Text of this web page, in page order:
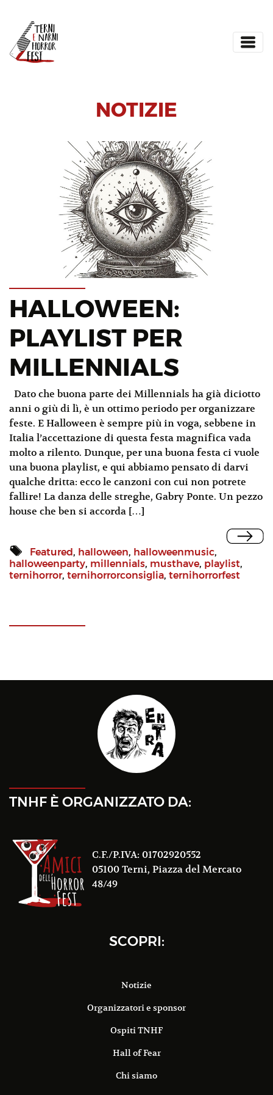
NOTIZIE
HALLOWEEN:
PLAYLIST PER
MILLENNIALS
Dato che buona parte dei Millennials ha già diciotto
anni o giù di lì, è un ottimo periodo per organizzare
feste. E Halloween è sempre più in voga, sebbene in
Italia l’accettazione di questa festa magnifica vada
molto a rilento. Dunque, per una buona festa ci vuole
una buona playlist, e qui abbiamo pensato di darvi
qualche dritta: ecco le canzoni con cui non potrete
fallire! La danza delle streghe, Gabry Ponte. Un pezzo
house che ben si accorda […]
Featured, halloween, halloweenmusic,
halloweenparty, millennials, musthave, playlist,
ternihorror, ternihorrorconsiglia, ternihorrorfest
TNHF È ORGANIZZATO DA:
C.F./P.IVA: 01702920552
05100 Terni, Piazza del Mercato
48/49
SCOPRI:
Notizie
Organizzatori e sponsor
Ospiti TNHF
Hall of Fear
Chi siamo